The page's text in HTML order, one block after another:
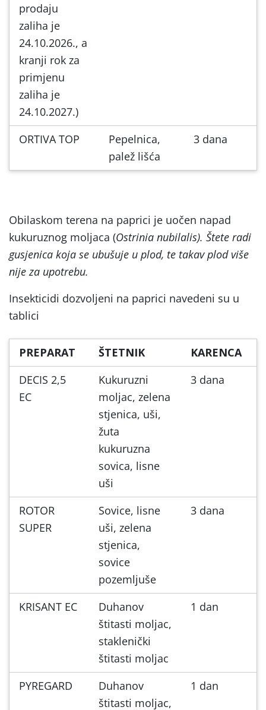
prodaju
zaliha je
24.10.2026., a
kranji rok za
primjenu
zaliha je
24.10.2027.)
ORTIVA TOP
Pepelnica,
palež lišća
3 dana
Obilaskom terena na paprici je uočen napad
kukuruznog moljaca (Ostrinia nubilalis). Štete radi
gusjenica koja se ubušuje u plod, te takav plod više
nije za upotrebu.
Insekticidi dozvoljeni na paprici navedeni su u
tablici
PREPARAT ŠTETNIK
KARENCA
DECIS 2,5
EC
Kukuruzni
moljac, zelena
stjenica, uši,
žuta
kukuruzna
sovica, lisne
uši
3 dana
ROTOR
SUPER
Sovice, lisne
uši, zelena
stjenica,
sovice
pozemljuše
3 dana
KRISANT EC
Duhanov
štitasti moljac,
staklenički
štitasti moljac
1 dan
PYREGARD
Duhanov
štitasti moljac,
1 dan